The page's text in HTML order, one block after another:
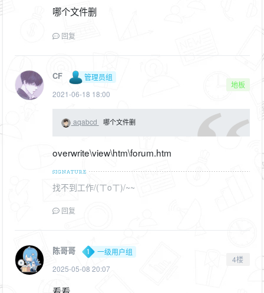
哪个文件删
回复
CF
管理员组
2021-06-18 18:00
地板
aqabcd 哪个文件删
overwrite\view\htm\forum.htm
找不到工作/(ㄒoㄒ)/~~
回复
陈哥哥
一级用户组
2025-05-08 20:07
4楼